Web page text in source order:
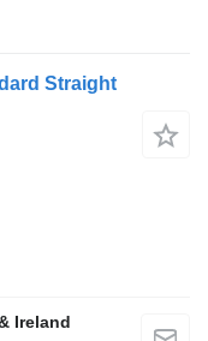
Straight
Ireland